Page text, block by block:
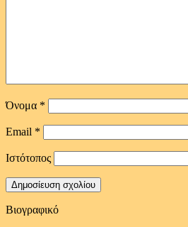
Όνομα *
Email *
Ιστότοπος
Βιογραφικό